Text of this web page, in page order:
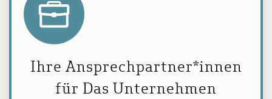
Ihre Ansprechpartner*innen
für Das Unternehmen